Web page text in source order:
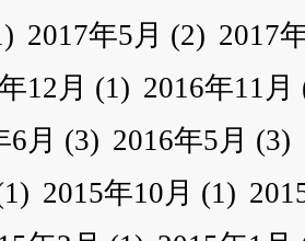
2017年5月 (2) 2017
12月 (1) 2016年11月
6月 (3) 2016年5月 (3)
2015年10月 (1)